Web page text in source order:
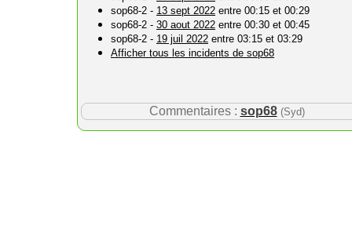
sop68-2 - 13 sept 2022 entre 00:15 et 00:29
sop68-2 - 30 aout 2022 entre 00:30 et 00:45
sop68-2 - 19 juil 2022 entre 03:15 et 03:29
Afficher tous les incidents de sop68
Commentaires : sop68 (Syd)